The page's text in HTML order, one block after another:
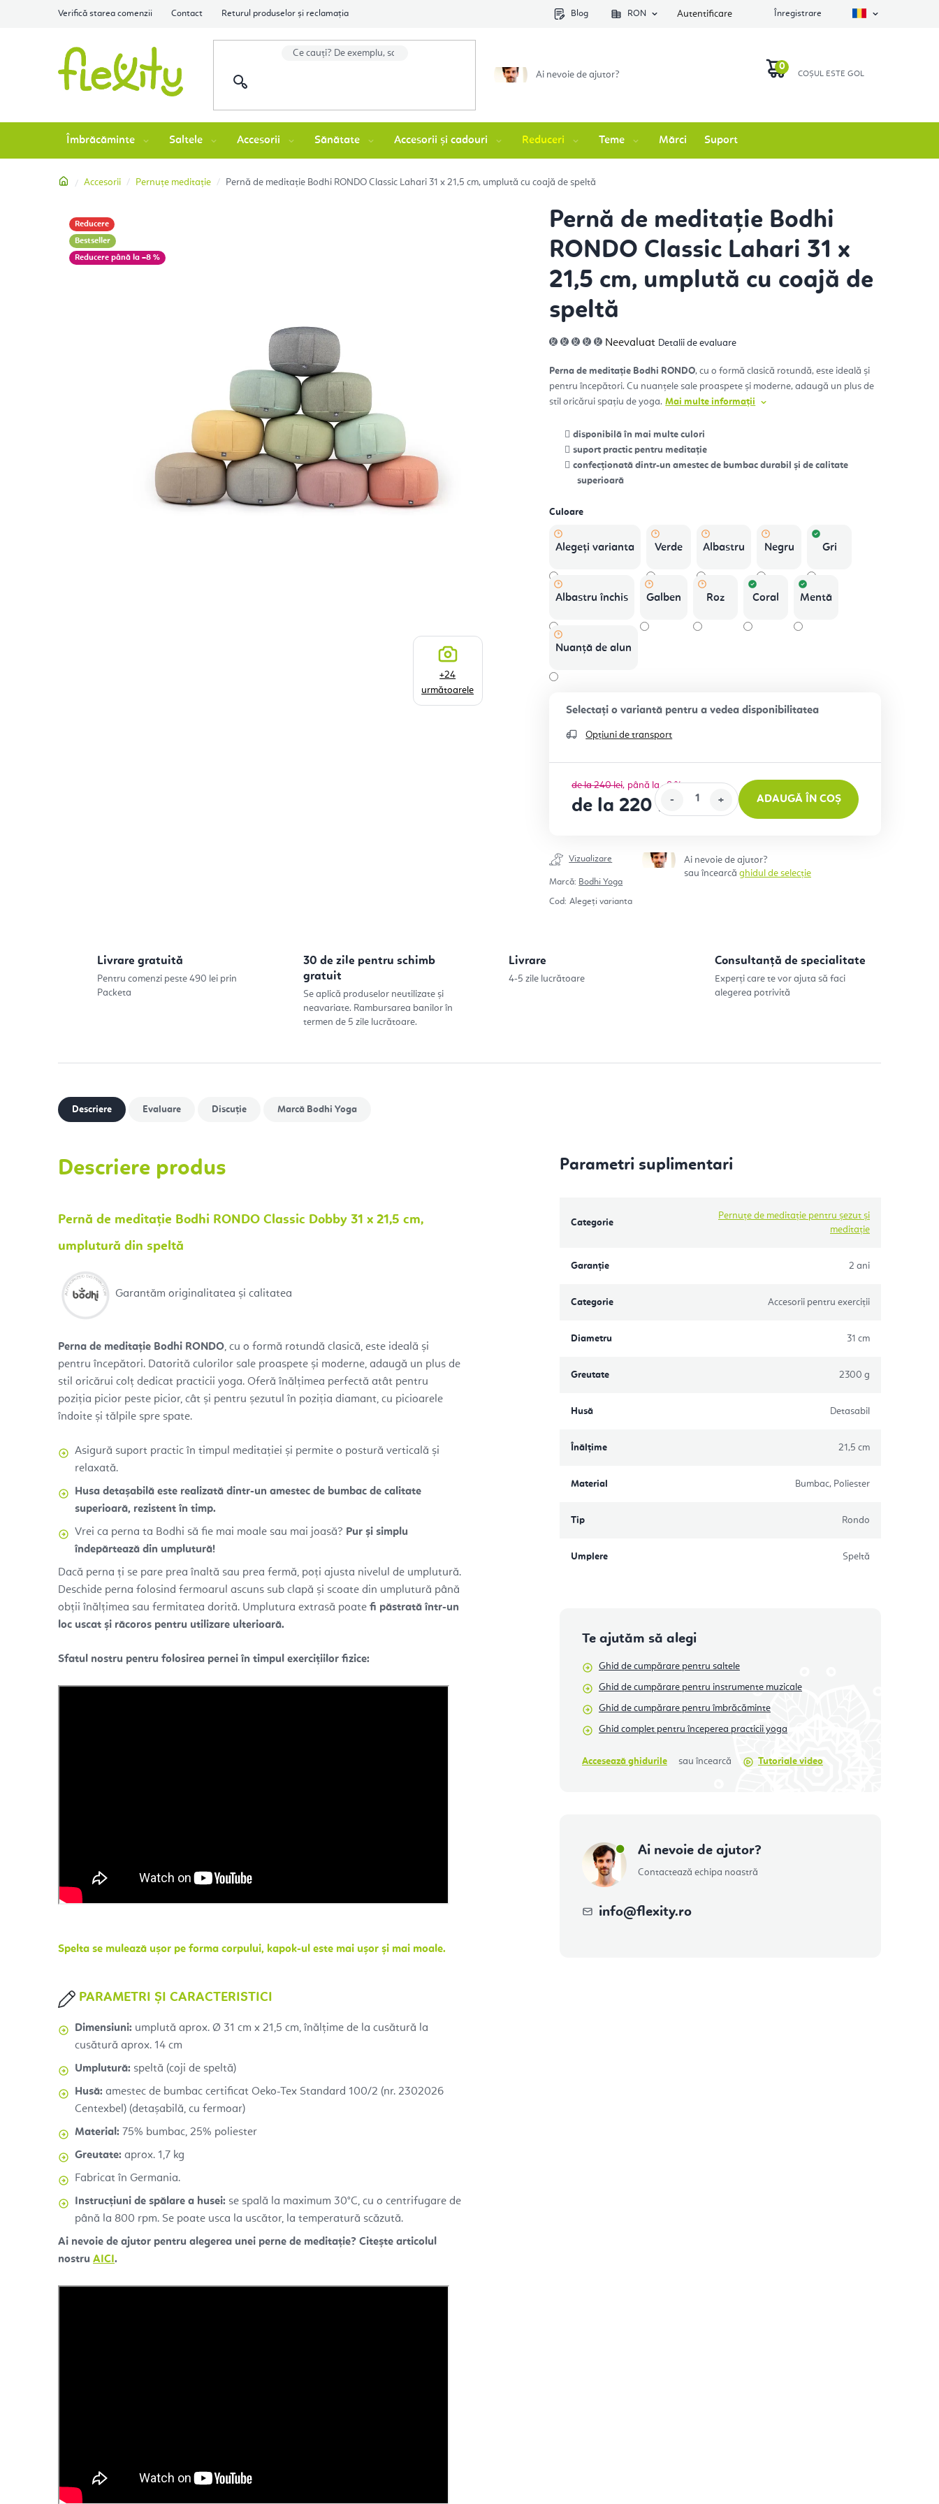
Verifică starea comenzii Contact Returul produselor și reclamația Blog RON Autentificare Înregistrare
Ai nevoie de ajutor?
DE
CUMPĂRĂTURI
Îmbrăcăminte Saltele Accesorii Sănătate Accesorii și cadouri Reduceri Teme Mărci Suport
AcasăAccesorii Pernuțe meditație Pernă de meditație Bodhi RONDO Classic Lahari 31 x 21,5 cm, umplută cu coajă de speltă
Pernă de meditație Bodhi
RONDO Classic Lahari 31 x
21,5 cm, umplută cu coajă de
speltă
Evaluarea
medie
este
0,0
din
stele.
Neevaluat Detalii de evaluare
Perna de meditație Bodhi RONDO, cu o formă clasică rotundă, este ideală și
pentru începători. Cu nuanțele sale proaspete și moderne, adaugă un plus de
stil oricărui spațiu de yoga. Mai multe informații
disponibilă în mai multe culori
suport practic pentru meditație
confecționată dintr-un amestec de bumbac durabil și de calitate
superioară
Culoare
Alegeţi varianta Verde Albastru Negru Gri
Albastru închis Galben Roz Coral Mentă
Nuanță de alun
Opțiuni de transport
de la 240 lei până la –8 %
de la 220 lei ADAUGĂ ÎN COȘ
Vizualizare
Marcă: Bodhi Yoga
Cod: Alegeţi varianta
Ai nevoie de ajutor?
sau încearcăghidul de selecție
Reducere
Bestseller
până la –8 %
+24
următoarele
Livrare gratuită
Pentru comenzi peste 490 lei prin
Packeta
30 de zile pentru schimb
gratuit
Se aplică produselor neutilizate și
neavariate. Rambursarea banilor în
termen de 5 zile lucrătoare.
Livrare
4-5 zile lucrătoare
Consultanță de specialitate
Experți care te vor ajuta să faci
alegerea potrivită
Descriere Evaluare Discuţie Marcă Bodhi Yoga
Descriere produs
Pernă de meditație Bodhi RONDO Classic Dobby 31 x 21,5 cm,
umplutură din speltă
Garantăm originalitatea și calitatea
Perna de meditație Bodhi RONDO, cu o formă rotundă clasică, este ideală și
pentru începători. Datorită culorilor sale proaspete și moderne, adaugă un plus de
stil oricărui colț dedicat practicii yoga. Oferă înălțimea perfectă atât pentru
poziția picior peste picior, cât și pentru șezutul în poziția diamant, cu picioarele
îndoite și tălpile spre spate.
Asigură suport practic în timpul meditației și permite o postură verticală și
relaxată.
Husa detașabilă este realizată dintr-un amestec de bumbac de calitate
superioară, rezistent în timp.
Vrei ca perna ta Bodhi să fie mai moale sau mai joasă? Pur și simplu
îndepărtează din umplutură!
Dacă perna ți se pare prea înaltă sau prea fermă, poți ajusta nivelul de umplutură.
Deschide perna folosind fermoarul ascuns sub clapă și scoate din umplutură până
obții înălțimea sau fermitatea dorită. Umplutura extrasă poate fi păstrată într-un
loc uscat și răcoros pentru utilizare ulterioară.
Sfatul nostru pentru folosirea pernei în timpul exercițiilor fizice:
Spelta se mulează ușor pe forma corpului, kapok-ul este mai ușor și mai moale.
PARAMETRI ȘI CARACTERISTICI
Dimensiuni: umplută aprox. Ø 31 cm x 21,5 cm, înălțime de la cusătură la
cusătură aprox. 14 cm
Umplutură: speltă (coji de speltă)
Husă: amestec de bumbac certificat Oeko-Tex Standard 100/2 (nr. 2302026
Centexbel) (detașabilă, cu fermoar)
Material: 75% bumbac, 25% poliester
Greutate: aprox. 1,7 kg
Fabricat în Germania.
Instrucțiuni de spălare a husei: se spală la maximum 30°C, cu o centrifugare de
până la 800 rpm. Se poate usca la uscător, la temperatură scăzută.
Ai nevoie de ajutor pentru alegerea unei perne de meditație? Citește articolul
nostru AICI.
Parametri suplimentari
Categorie
Pernuțe de meditație pentru șezut și
meditație
Garanţie 2 ani
Categorie Accesorii pentru exerciții
Diametru 31 cm
Greutate 2300 g
Husă Detasabil
Înălțime 21,5 cm
Material Bumbac, Poliester
Tip Rondo
Umplere Speltă
Te ajutăm să alegi
Ghid de cumpărare pentru saltele
Ghid de cumpărare pentru instrumente muzicale
Ghid de cumpărare pentru îmbrăcăminte
Ghid complet pentru începerea practicii yoga
Accesează ghidurile sau încearcă Tutoriale video
Ai nevoie de ajutor?
Contactează echipa noastră
info@flexity.ro